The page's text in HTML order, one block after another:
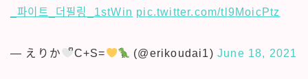
_파이트_더필링_1stWin pic.twitter.com/tl9MoicPtz
— えりか ᩚC+S= (@erikoudai1) June 18, 2021